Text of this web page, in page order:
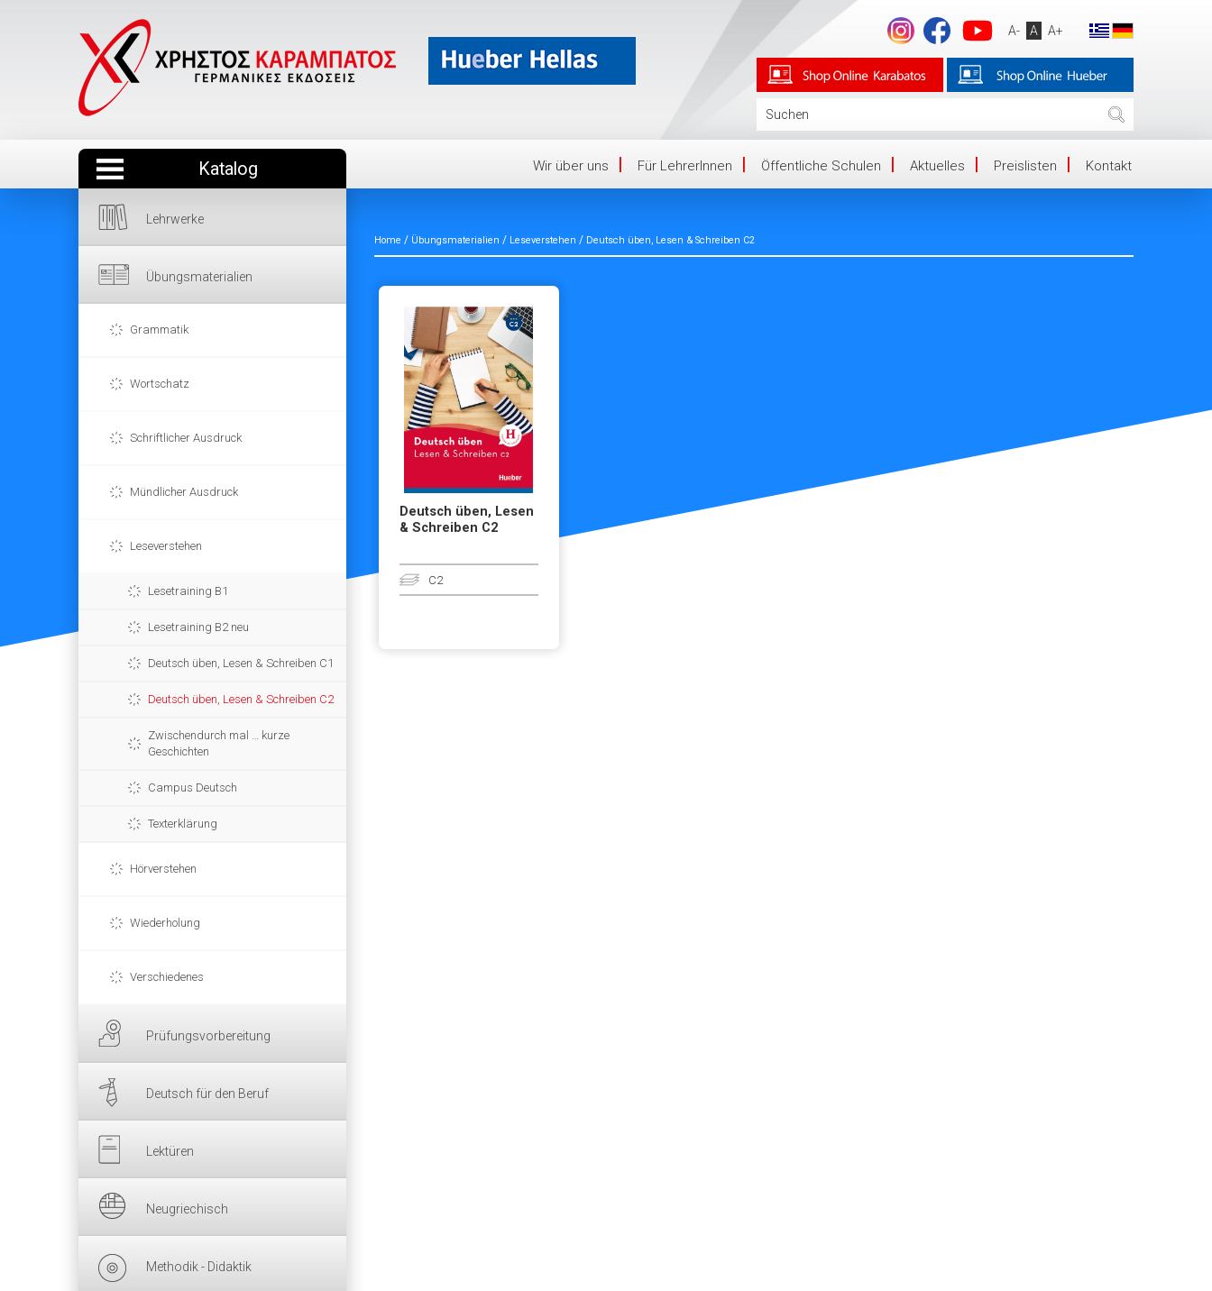
A- A A+
Katalog Wir über uns Für LehrerInnen Öffentliche Schulen Aktuelles Preislisten Kontakt
Lehrwerke
Übungsmaterialien
Grammatik
Wortschatz
Schriftlicher Ausdruck
Mündlicher Ausdruck
Leseverstehen
Lesetraining B1
Lesetraining B2 neu
Deutsch üben, Lesen & Schreiben C1
Deutsch üben, Lesen & Schreiben C2
Zwischendurch mal … kurze
Geschichten
Campus Deutsch
Texterklärung
Hörverstehen
Wiederholung
Verschiedenes
Prüfungsvorbereitung
Deutsch für den Beruf
Lektüren
Neugriechisch
Methodik - Didaktik
Home / Übungsmaterialien / Leseverstehen / Deutsch üben, Lesen & Schreiben C2
Deutsch üben, Lesen
& Schreiben C2
C2